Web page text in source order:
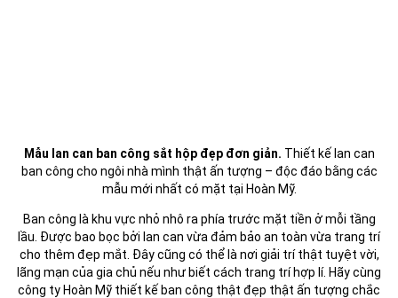
Mẫu lan can ban công sắt hộp đẹp đơn giản. Thiết kế lan can
ban công cho ngôi nhà mình thật ấn tượng – độc đáo bằng các
mẫu mới nhất có mặt tại Hoàn Mỹ.
Ban công là khu vực nhỏ nhô ra phía trước mặt tiền ở mỗi tầng
lầu. Được bao bọc bởi lan can vừa đảm bảo an toàn vừa trang trí
cho thêm đẹp mắt. Đây cũng có thể là nơi giải trí thật tuyệt vời,
lãng mạn của gia chủ nếu như biết cách trang trí hợp lí. Hãy cùng
công ty Hoàn Mỹ thiết kế ban công thật đẹp thật ấn tượng chắc